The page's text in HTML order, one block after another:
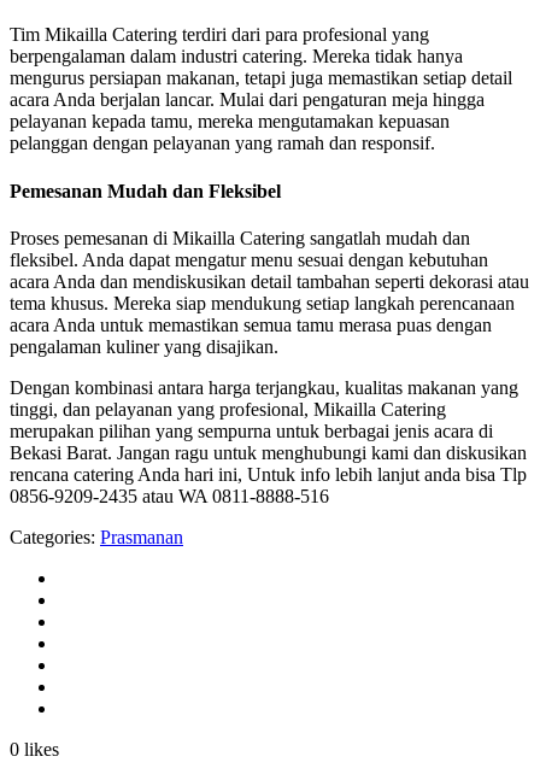
Tim Mikailla Catering terdiri dari para profesional yang
berpengalaman dalam industri catering. Mereka tidak hanya
mengurus persiapan makanan, tetapi juga memastikan setiap detail
acara Anda berjalan lancar. Mulai dari pengaturan meja hingga
pelayanan kepada tamu, mereka mengutamakan kepuasan
pelanggan dengan pelayanan yang ramah dan responsif.
Pemesanan Mudah dan Fleksibel
Proses pemesanan di Mikailla Catering sangatlah mudah dan
fleksibel. Anda dapat mengatur menu sesuai dengan kebutuhan
acara Anda dan mendiskusikan detail tambahan seperti dekorasi atau
tema khusus. Mereka siap mendukung setiap langkah perencanaan
acara Anda untuk memastikan semua tamu merasa puas dengan
pengalaman kuliner yang disajikan.
Dengan kombinasi antara harga terjangkau, kualitas makanan yang
tinggi, dan pelayanan yang profesional, Mikailla Catering
merupakan pilihan yang sempurna untuk berbagai jenis acara di
Bekasi Barat. Jangan ragu untuk menghubungi kami dan diskusikan
rencana catering Anda hari ini, Untuk info lebih lanjut anda bisa Tlp
0856-9209-2435 atau WA 0811-8888-516
Categories: Prasmanan
0 likes